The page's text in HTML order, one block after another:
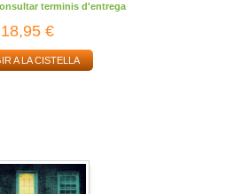
terminis d'entrega
18,95 €
A LA CISTELLA